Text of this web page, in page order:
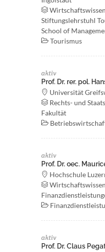
Stiftungslehrstuhl
School of
Tourismus
aktiv
Prof. Dr. rer. pol.
Universität
Rechts- und
Fakultät
aktiv
Prof. Dr. oec.
Hochschule
aktiv
Prof. Dr. Claus